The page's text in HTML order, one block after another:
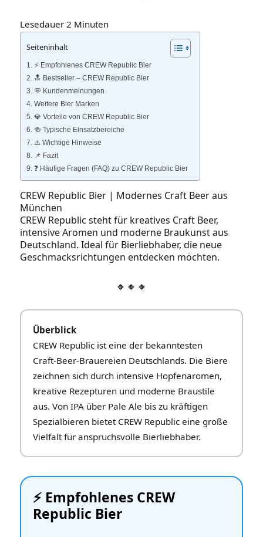
Lesedauer 2 Minuten
Seiteninhalt
⚡️ Empfohlenes CREW Republic Bier
🔝 Bestseller – CREW Republic Bier
💬 Kundenmeinungen
Weitere Bier Marken
💎 Vorteile von CREW Republic Bier
🍻 Typische Einsatzbereiche
⚠️ Wichtige Hinweise
📌 Fazit
❓ Häufige Fragen (FAQ) zu CREW Republic Bier
CREW Republic Bier | Modernes Craft Beer aus
München
CREW Republic steht für kreatives Craft Beer,
intensive Aromen und moderne Braukunst aus
Deutschland. Ideal für Bierliebhaber, die neue
Geschmacksrichtungen entdecken möchten.
🔸🔸🔸
Überblick
CREW Republic ist eine der bekanntesten
Craft‑Beer‑Brauereien Deutschlands. Die Biere
zeichnen sich durch intensive Hopfenaromen,
kreative Rezepturen und moderne Braustile
aus. Von IPA über Pale Ale bis zu kräftigen
Spezialbieren bietet CREW Republic eine große
Vielfalt für anspruchsvolle Bierliebhaber.
⚡️ Empfohlenes CREW
Republic Bier